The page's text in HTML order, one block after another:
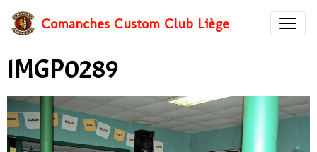
Comanches Custom Club Liège
IMGP0289